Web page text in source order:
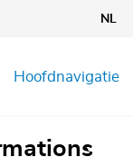
NL
Hoofdnavigatie